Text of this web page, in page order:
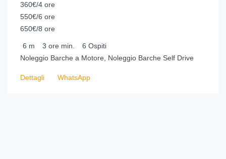
360€/4 ore
550€/6 ore
650€/8 ore
6 m 3 ore min. 6 Ospiti
Noleggio Barche a Motore, Noleggio Barche Self Drive
Dettagli WhatsApp